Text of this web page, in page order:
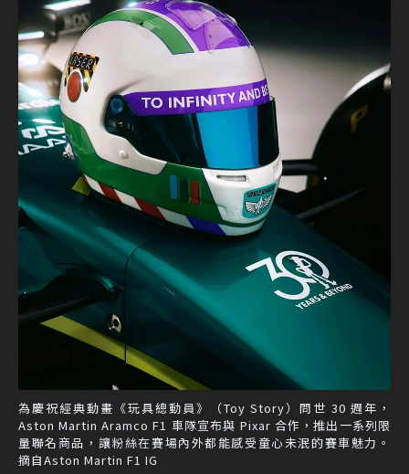
為慶祝經典動畫《玩具總動員》（Toy Story）問世 30 週年，
Aston Martin Aramco F1 車隊宣布與 Pixar 合作，推出一系列限
量聯名商品，讓粉絲在賽場內外都能感受童心未泯的賽車魅力。
摘自Aston Martin F1 IG